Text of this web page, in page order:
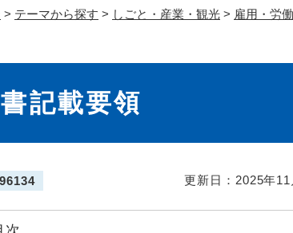
> テーマから探す > しごと・産業・観光 > 雇用・労働
記載要領
更新日：2025年